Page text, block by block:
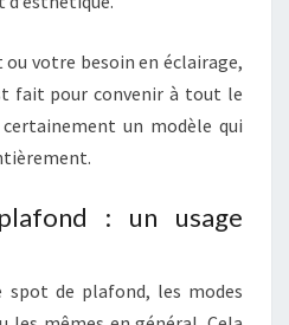
votre besoin en éclairage,
fait pour convenir à tout le
un modèle qui
: un usage
spot de plafond, les modes